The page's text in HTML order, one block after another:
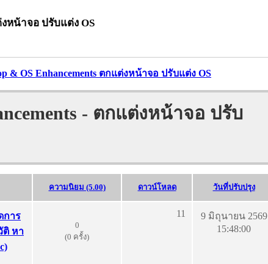
งหน้าจอ ปรับแต่ง OS
& OS Enhancements ตกแต่งหน้าจอ ปรับแต่ง OS
- ตกแต่งหน้าจอ ปรับ
ความนิยม (5.00) ดาวน์โหลด วันที่ปรับปรุง
การ
ติ หา
0
(0 ครั้ง)
11
9 มิถุนายน 2569
15:48:00